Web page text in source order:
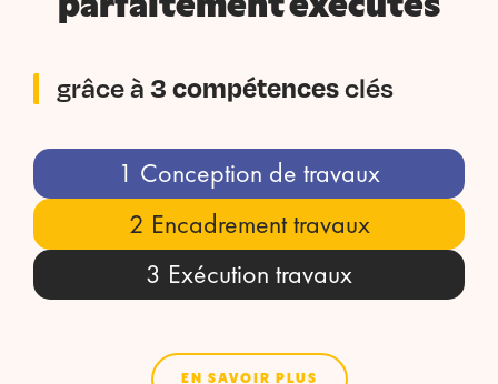
parfaitement exécutés
grâce à3 compétencesclés
1 Conception de travaux
2 Encadrement travaux
3 Exécution travaux
EN SAVOIR PLUS